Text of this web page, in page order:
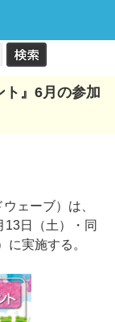
ト』6月の参加
ェーブ）は、
13日（土）・同
実施する。